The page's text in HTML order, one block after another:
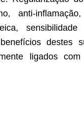
anti-
destes
ligados